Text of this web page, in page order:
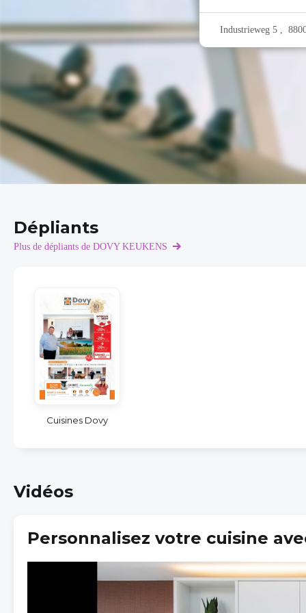
Industrieweg 5 ,
Dépliants
Plus de dépliants de DOVY KEUKENS
Cuisines Dovy
Vidéos
Personnalisez votre cuisine